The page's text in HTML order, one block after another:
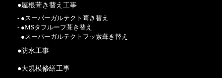
●屋根葺き替え工事
- ●スーパーガルテクト葺き替え
- ●MSタフルーフ葺き替え
- ●スーパーガルテクトフッ素葺き替え
●防水工事
●大規模修繕工事